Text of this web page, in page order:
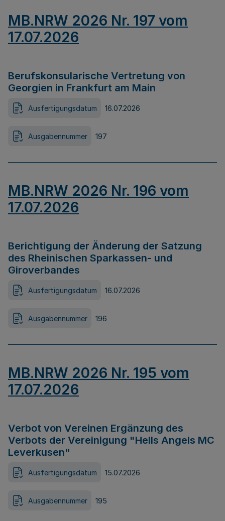
MB.NRW 2026 Nr. 197 vom
17.07.2026
Berufskonsularische Vertretung von
Georgien in Frankfurt am Main
Ausfertigungsdatum 16.07.2026
Ausgabennummer 197
MB.NRW 2026 Nr. 196 vom
17.07.2026
Berichtigung der Änderung der Satzung
des Rheinischen Sparkassen- und
Giroverbandes
Ausfertigungsdatum 16.07.2026
Ausgabennummer 196
MB.NRW 2026 Nr. 195 vom
17.07.2026
Verbot von Vereinen Ergänzung des
Verbots der Vereinigung "Hells Angels MC
Leverkusen"
Ausfertigungsdatum 15.07.2026
Ausgabennummer 195